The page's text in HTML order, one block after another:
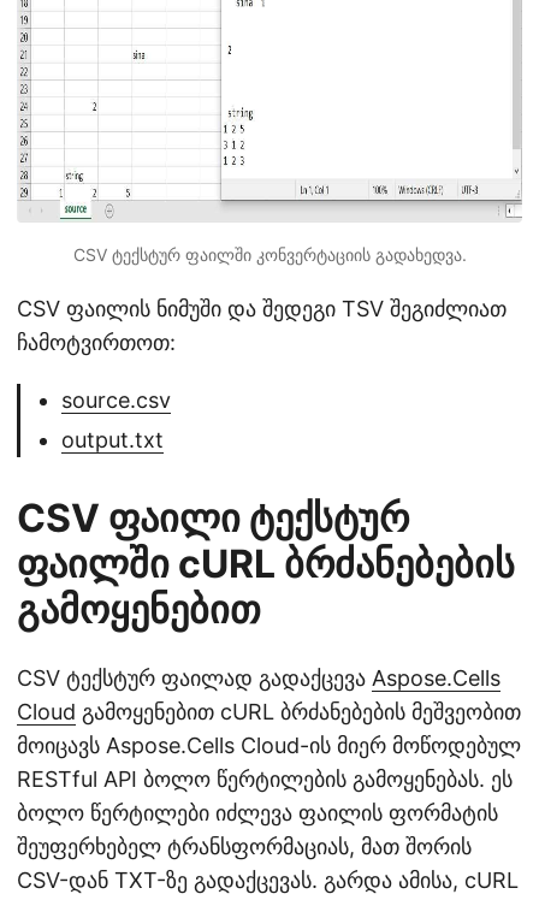
CSV ტექსტურ ფაილში კონვერტაციის გადახედვა.
CSV ფაილის ნიმუში და შედეგი TSV შეგიძლიათ
ჩამოტვირთოთ:
source.csv
output.txt
CSV ფაილი ტექსტურ
ფაილში cURL ბრძანებების
გამოყენებით
CSV ტექსტურ ფაილად გადაქცევა Aspose.Cells
Cloud გამოყენებით cURL ბრძანებების მეშვეობით
მოიცავს Aspose.Cells Cloud-ის მიერ მოწოდებულ
RESTful API ბოლო წერტილების გამოყენებას. ეს
ბოლო წერტილები იძლევა ფაილის ფორმატის
შეუფერხებელ ტრანსფორმაციას, მათ შორის
CSV-დან TXT-ზე გადაქცევას. გარდა ამისა, cURL